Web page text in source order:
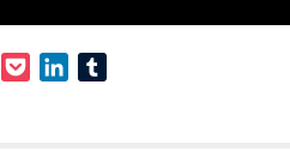
PinterestPocketLinkedIn